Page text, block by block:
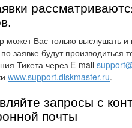
может Вас только выслушать
заявке будут производиться
Тикета через E-mail
www.support.diskmaster.ru.
запросы с
почты